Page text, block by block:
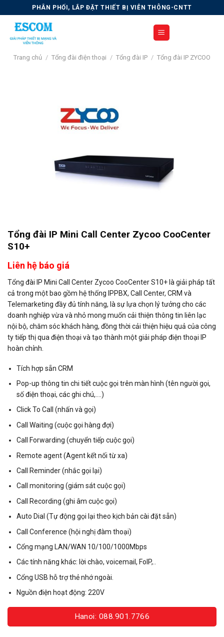
to
content
PHÂN PHỐI, LẮP ĐẶT THIẾT BỊ VIỄN THÔNG-CNTT
Trang chủ / Tổng đài điện thoại / Tổng đài IP / Tổng đài IP ZYCOO
Tổng đài IP Mini Call Center Zycoo CooCenter
S10+
Liên hệ báo giá
Tổng đài IP Mini Call Center Zycoo CooCenter S10+ là giải pháp tất
cả trong một bao gồm hệ thống IPPBX, Call Center, CRM và
Telemarketing đầy đủ tính năng, là sự lựa chọn lý tưởng cho các
doanh nghiệp vừa và nhỏ mong muốn cải thiện thông tin liên lạc
nội bộ, chăm sóc khách hàng, đồng thời cải thiện hiệu quả của công
ty tiếp thị qua điện thoại và tạo thành một giải pháp điện thoại IP
hoàn chỉnh.
Tích hợp sẵn CRM
Pop-up thông tin chi tiết cuộc gọi trên màn hình (tên người gọi,
số điện thoại, các ghi chú,….)
Click To Call (nhấn và gọi)
Call Waiting (cuộc gọi hàng đợi)
Call Forwarding (chuyển tiếp cuộc gọi)
Remote agent (Agent kết nối từ xa)
Call Reminder (nhắc gọi lại)
Call monitoring (giám sát cuộc gọi)
Call Recording (ghi âm cuộc gọi)
Auto Dial (Tự động gọi lại theo kịch bản cài đặt sẵn)
Call Conference (hội nghị đàm thoại)
Cổng mạng LAN/WAN 10/100/1000Mbps
Các tính năng khác: lời chào, voicemail, FoIP,..
Cổng USB hỗ trợ thẻ nhớ ngoài.
Nguồn điện hoạt động: 220V
Hanoi: 088.901.7766